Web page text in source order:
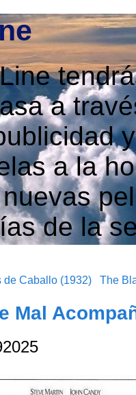
a
a la
de la
de Caballo (1932) The
Mal
2025